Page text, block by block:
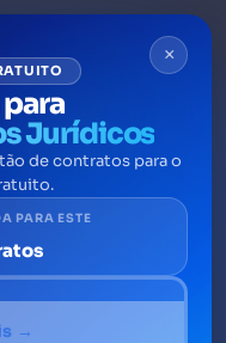
o que é,
de
×
Jurídicos
de contratos para o
PARA ESTE
→